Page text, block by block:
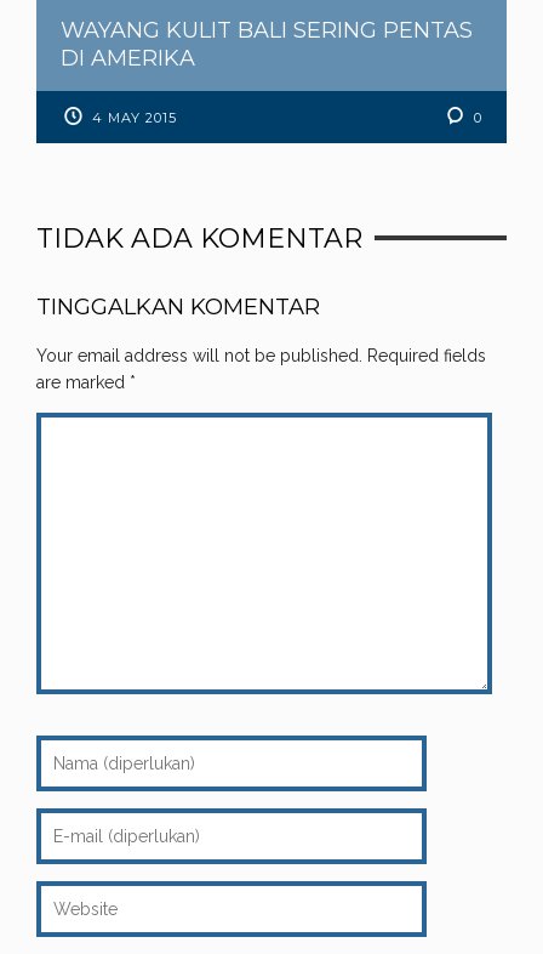
WAYANG KULIT BALI SERING PENTAS
DI AMERIKA
4 MAY 2015 0
TIDAK ADA KOMENTAR
TINGGALKAN KOMENTAR
Your email address will not be published.
Required fields
are marked *